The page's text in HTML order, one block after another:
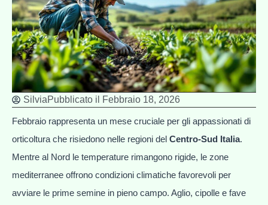
SilviaPubblicato il Febbraio 18, 2026
Febbraio rappresenta un mese cruciale per gli appassionati di
orticoltura che risiedono nelle regioni del Centro-Sud Italia.
Mentre al Nord le temperature rimangono rigide, le zone
mediterranee offrono condizioni climatiche favorevoli per
avviare le prime semine in pieno campo. Aglio, cipolle e fave